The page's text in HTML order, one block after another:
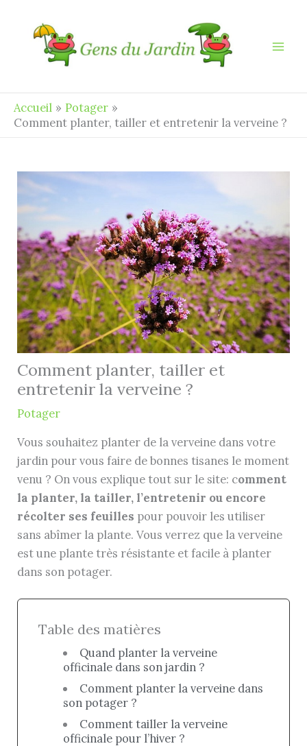
Accueil
Potager
Comment planter, tailler et entretenir la verveine ?
Comment planter, tailler et
entretenir la verveine ?
Potager
Vous souhaitez planter de la verveine dans votre
jardin pour vous faire de bonnes tisanes le moment
venu ? On vous explique tout sur le site: comment
la planter, la tailler, l’entretenir ou encore
récolter ses feuilles pour pouvoir les utiliser
sans abîmer la plante. Vous verrez que la verveine
est une plante très résistante et facile à planter
dans son potager.
Table des matières
Quand planter la verveine
officinale dans son jardin ?
Comment planter la verveine dans
son potager ?
Comment tailler la verveine
officinale pour l’hiver ?